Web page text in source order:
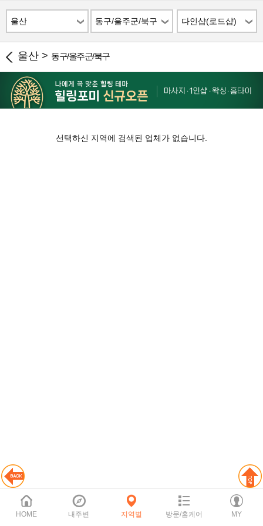
울산 동구/울주군/북구 다인샵(로드샵)
울산 > 동구/울주군/북구
선택하신 지역에 검색된 업체가 없습니다.
HOME 내주변 지역별 방문/홈케어 MY